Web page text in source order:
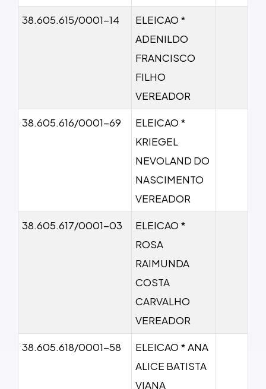
38.605.615/0001-14
ELEICAO *
ADENILDO
FRANCISCO
FILHO
VEREADOR
38.605.616/0001-69
ELEICAO *
KRIEGEL
NEVOLAND DO
NASCIMENTO
VEREADOR
38.605.617/0001-03
ELEICAO *
ROSA
RAIMUNDA
COSTA
CARVALHO
VEREADOR
38.605.618/0001-58
ELEICAO * ANA
ALICE BATISTA
VIANA